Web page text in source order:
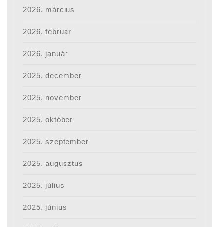
2026. március
2026. február
2026. január
2025. december
2025. november
2025. október
2025. szeptember
2025. augusztus
2025. július
2025. június